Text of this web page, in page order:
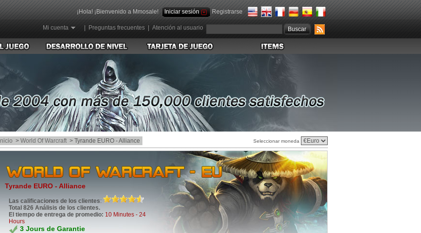
¡Hola! ¡Bienvenido a Mmosale! Iniciar sesión Registrarse
Atención al usuario
Preguntas frecuentes
Mi cuenta
Inicio > World Of Warcraft > Tyrande EURO - Alliance Seleccionar moneda
Tyrande EURO - Alliance
Las calificaciones de los clientes:
Total 826 Análisis de los clientes.
El tiempo de entrega de promedio: 10 Minutes - 24
Hours
3 Jours de Garantie